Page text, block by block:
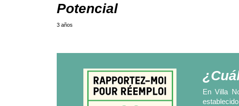
Potencial
3 años
En Villa